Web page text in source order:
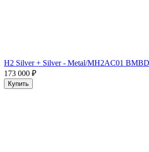
H2 Silver + Silver - Metal/MH2AC01
173 000 ₽
Купить